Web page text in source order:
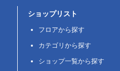
ショップリスト
フロアから探す
カテゴリから探す
ショップ一覧から探す